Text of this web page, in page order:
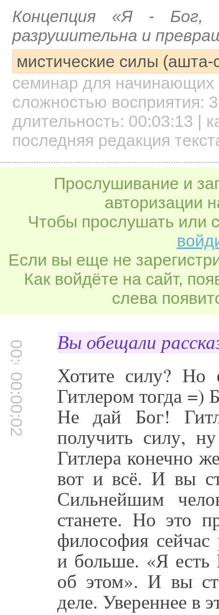
Концепция «Я -
разрушительна и
мистические силы (ашта-
семинар для начинающих
сложностью восприятия: 3
длительность: 00:03:13 |
последняя редакция
Прослушивание и
авторизации
Чтобы прослушать или
Если вы еще не
Как войдёте на сайт,
слева
00:00:00 Вы обещали
00:00:02 Хотите силу? Но
Гитлером тогда =)
Не дай Бог!
получить силу,
Гитлера конечно
вот и всё. И вы
Сильнейшим
станете. Но это
философия сейчас
и больше. «Я есть
об этом». И вы
деле. Увереннее в